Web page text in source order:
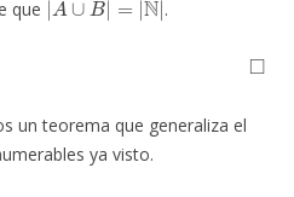
que .
un teorema que generaliza el
ya visto.